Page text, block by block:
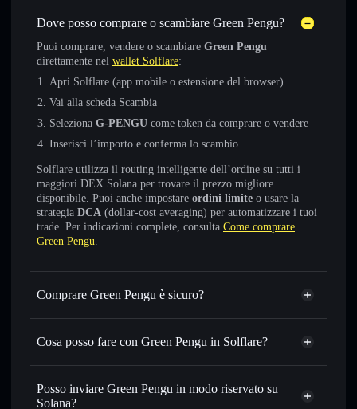
Dove posso comprare o scambiare Green Pengu?
Puoi comprare, vendere o scambiare Green Pengu
direttamente nel wallet Solflare:
Apri Solflare (app mobile o estensione del browser)
Vai alla scheda Scambia
Seleziona G-PENGU come token da comprare o vendere
Inserisci l’importo e conferma lo scambio
Solflare utilizza il routing intelligente dell’ordine su tutti i
maggiori DEX Solana per trovare il prezzo migliore
disponibile. Puoi anche impostare ordini limite o usare la
strategia DCA (dollar-cost averaging) per automatizzare i tuoi
trade. Per indicazioni complete, consulta Come comprare
Green Pengu.
Comprare Green Pengu è sicuro?
Green Pengu non è verificato
Cosa posso fare con Green Pengu in Solflare?
Green Pengu
wallet Solflare
Scambiare istantaneamente— scambia G-PENGU in
SOL, USDC o in migliaia di altri token Solana al prezzo
Posso inviare Green Pengu in modo riservato su
Solana?